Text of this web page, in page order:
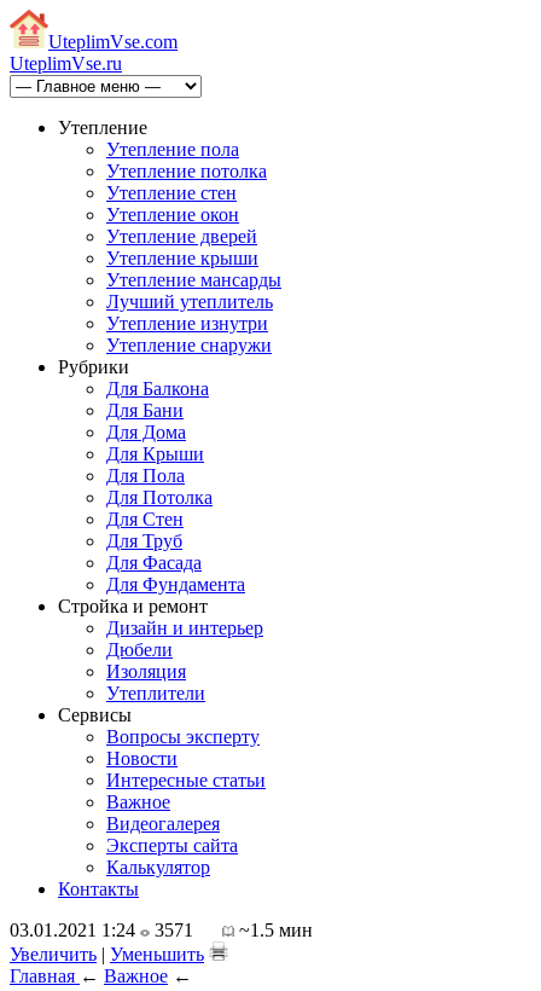
UteplimVse.com
UteplimVse.ru
Утепление
Утепление пола
Утепление потолка
Утепление стен
Утепление окон
Утепление дверей
Утепление крыши
Утепление мансарды
Лучший утеплитель
Утепление изнутри
Утепление снаружи
Рубрики
Для Балкона
Для Бани
Для Дома
Для Крыши
Для Пола
Для Потолка
Для Стен
Для Труб
Для Фасада
Для Фундамента
Стройка и ремонт
Дизайн и интерьер
Дюбели
Изоляция
Утеплители
Сервисы
Вопросы эксперту
Новости
Интересные статьи
Важное
Видеогалерея
Эксперты сайта
Калькулятор
Контакты
03.01.2021 1:24
3571
~1.5 мин
Увеличить | Уменьшить
Главная ← Важное ←